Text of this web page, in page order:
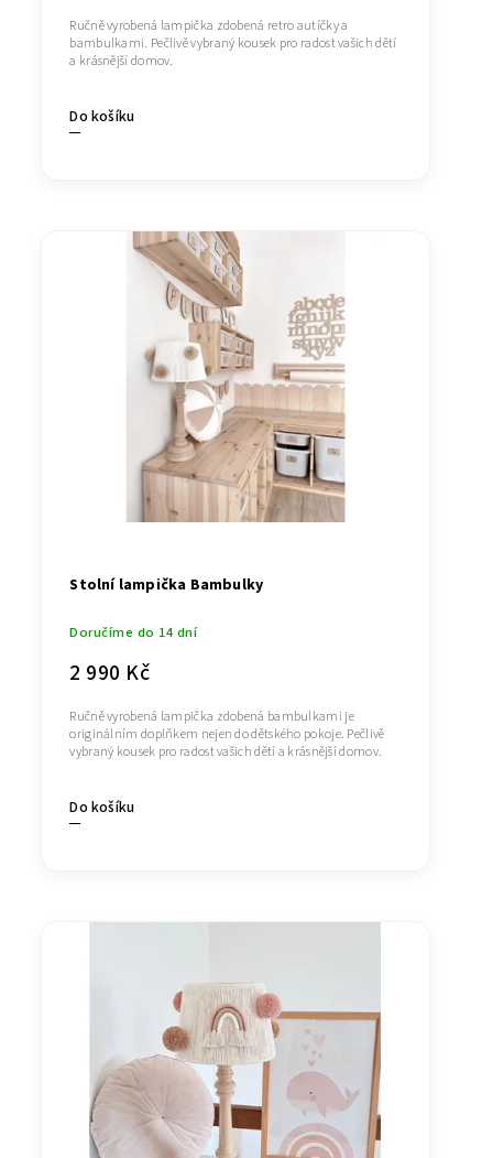
Do košíku
Ručně vyrobená lampička zdobená retro autíčky a
bambulkami. Pečlivě vybraný kousek pro radost vašich dětí
a krásnější domov.
Stolní lampička Bambulky
Doručíme do 14 dní
2 990 Kč
Do košíku
Ručně vyrobená lampička zdobená bambulkami je
originálním doplňkem nejen do dětského pokoje. Pečlivě
vybraný kousek pro radost vašich dětí a krásnější domov.